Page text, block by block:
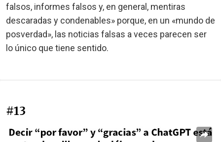
falsos, informes falsos y, en general, mentiras
descaradas y condenables» porque, en un «mundo de
posverdad», las noticias falsas a veces parecen ser
lo único que tiene sentido.
#13